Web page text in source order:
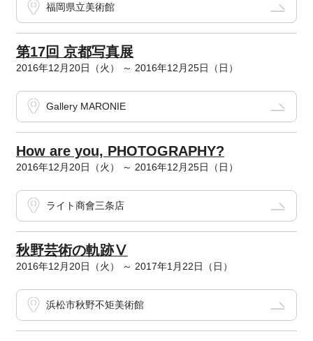
福岡県立美術館
第17回 京都写真展
2016年12月20日（火） ～ 2016年12月25日（日）
Gallery MARONIE
How are you, PHOTOGRAPHY?
2016年12月20日（火） ～ 2016年12月25日（日）
ライト商會三条店
秋野芸術の軌跡Ⅴ
2016年12月20日（火） ～ 2017年1月22日（日）
浜松市秋野不矩美術館